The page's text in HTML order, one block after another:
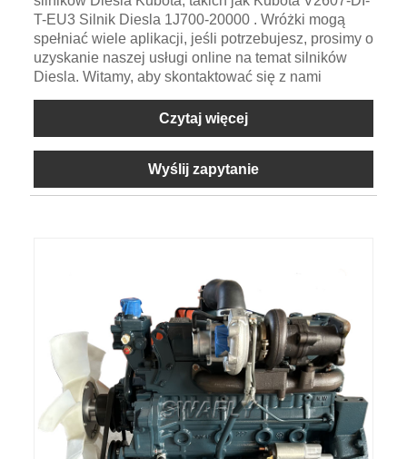
T-EU3 Silnik Diesla 1J700-20000 . Wróżki mogą
spełniać wiele aplikacji, jeśli potrzebujesz, prosimy o
uzyskanie naszej usługi online na temat silników
Diesla. Witamy, aby skontaktować się z nami
Czytaj więcej
Wyślij zapytanie